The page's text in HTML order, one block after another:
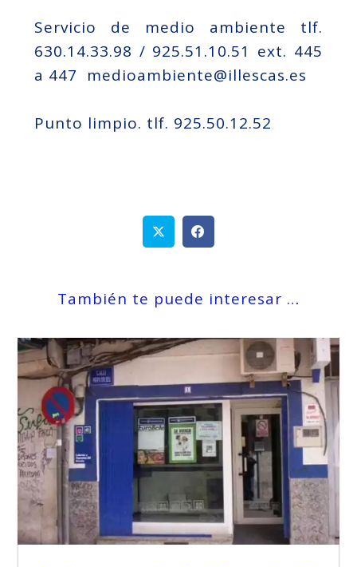
Servicio de medio ambiente tlf.
630.14.33.98 / 925.51.10.51 ext. 445
a 447 medioambiente@illescas.es
Punto limpio. tlf. 925.50.12.52
También te puede interesar …